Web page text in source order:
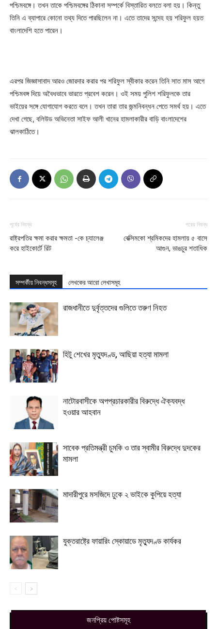
পশ্চিমবঙ্গে। তখন তাকে পশ্চিমবঙ্গের ঠিকানা সম্পর্কে বিস্তারিত বলতে বলা হয়। কিন্তু
তিনি এ ব্যাপারে কোনো তথ্য দিতে পারছিলেন না। এতে তাদের সন্দেহ হয় শরিফুল হয়ত
বাংলাদেশি হতে পারেন।
এরপর জিজ্ঞাসাবাদ আরও জোরদার করার পর শরিফুল স্বীকার করেন তিনি সাত মাস আগে
পশ্চিমবঙ্গ দিয়ে অবৈধভাবে ভারতে প্রবেশ করেন। ওই সময় পুলিশ শরিফুলকে তার
ভাইয়ের সঙ্গে যোগাযোগ করতে বলে। তখন তারা তার জন্মনিবন্ধন পেতে সমর্থ হয়। এতে
দেখা গেছে, বলিউড অভিনেতা সাইফ আলী খানের হামলাকারীর বাড়ি বাংলাদেশের
ঝালকাঠিতে।
পূর্বের নিবন্ধ
রাষ্ট্রপতির ক্ষমা করার ক্ষমতা -কে চ্যালেঞ্জ
করে হাইকোর্টে রিট
পরের নিবন্ধ
বেক্সিমকো শ্রমিকদের হামলায় ৫ বাসে
আগুন, ভাঙচুর শতাধিক
সম্পর্কীয় নিবন্ধসমূহ লেখকের আরো লেখাসমূহ
রাজধানীতে দুর্বৃত্তদের গুলিতে তরুণ নিহত
হিটু শেখের মৃত্যুদণ্ড, আছিয়া হত্যা মামলা
নাটোরবাসীকে অপপ্রচারকারীর বিরুদ্ধে ঐক্যবদ্ধ
হওয়ার আহবান
সাবেক প্রতিমন্ত্রী চুমকি ও তার স্বামীর বিরুদ্ধে দুদকের
মামলা
মাদারীপুরে মসজিদে ঢুকে ২ ভাইকে কুপিয়ে হত্যা
যুক্তরাষ্ট্রে ফায়ারিং স্কোয়াডে মৃত্যুদণ্ড কার্যকর
জনপ্রিয় পোষ্টসমূহ